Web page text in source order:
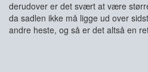
derudover er det svært at være
da sadlen ikke må ligge ud over
andre heste, og så er det altså en